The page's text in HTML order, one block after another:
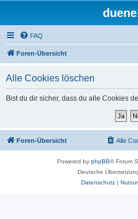
FAQ
Foren-Übersicht
Alle Cookies löschen
Bist du dir sicher, dass du alle Cookies
Foren-Übersicht Alle
Powered by phpBB® Forum
Deutsche
Datenschutz|